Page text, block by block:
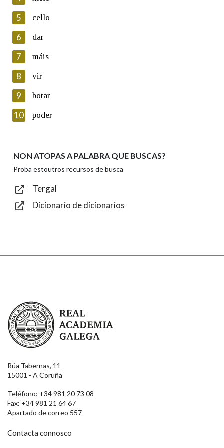
Lin e acepto as condicións da política de
Introduce o código que aparece na imaxe:
Texto de verificación
Enviar
5 cello
6 dar
7 máis
8 vir
9 botar
10 poder
NON ATOPAS A PALABRA QUE BUSCAS?
Proba estoutros recursos de busca
Tergal
Dicionario de dicionarios
Real Academia Galega
Rúa Tabernas, 11
15001 - A Coruña
Teléfono: +34 981 20 73 08
Fax: +34 981 21 64 67
Apartado de correo 557
Contacta connosco